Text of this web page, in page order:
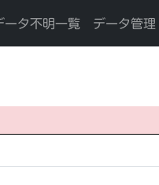
ータ不明一覧 データ管理